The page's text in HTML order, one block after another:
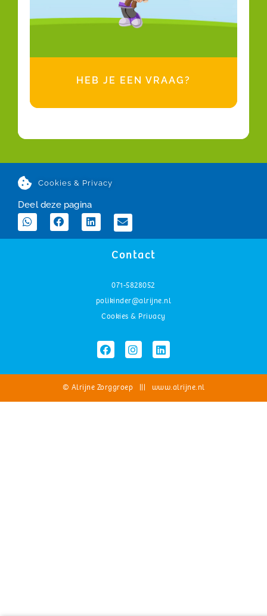
HEB JE EEN VRAAG?
Cookies & Privacy
Deel deze pagina
Contact
071-5828052
polikinder@alrijne.nl
Cookies & Privacy
© Alrijne Zorggroep ||| www.alrijne.nl